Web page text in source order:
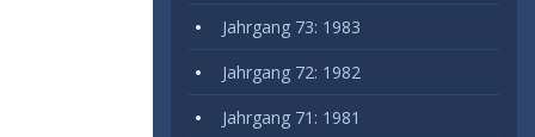
Jahrgang 73: 1983
Jahrgang 72: 1982
Jahrgang 71: 1981